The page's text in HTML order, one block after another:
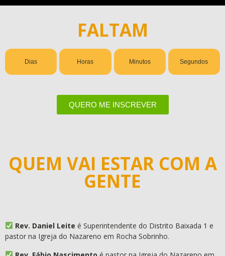
FALTAM
Dias Horas Minutos Segundos
QUERO ME INSCREVER
QUEM VAI ESTAR COM A
GENTE
Rev. Daniel Leite é Superintendente do Distrito Baixada 1 e
pastor na Igreja do Nazareno em Rocha Sobrinho.